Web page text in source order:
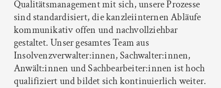
Qualitätsmanagement mit sich, unsere Prozesse
sind standardisiert, die kanzleiinternen Abläufe
kommunikativ offen und nachvollziehbar
gestaltet. Unser gesamtes Team aus
Insolvenzverwalter:innen, Sachwalter:innen,
Anwält:innen und Sachbearbeiter:innen ist hoch
qualifiziert und bildet sich kontinuierlich weiter.